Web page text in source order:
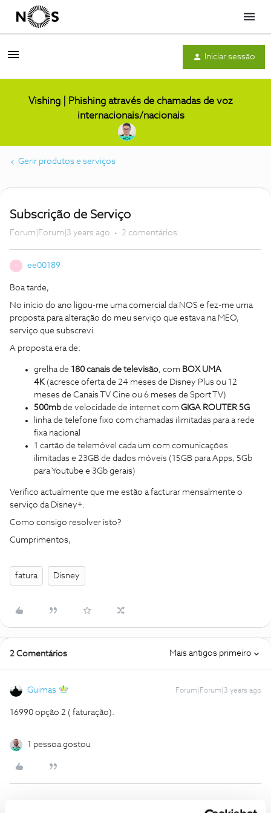
Menu
Iniciar sessão
Vishing | Phishing através de chamadas de voz
internacionais/nacionais
Gerir produtos e serviços
Subscrição de Serviço
Forum|Forum|3 years ago 2 comentários
ee00189
Boa tarde,
No início do ano ligou-me uma comercial da NOS e fez-me uma
proposta para alteração do meu serviço que estava na MEO,
serviço que subscrevi.
A proposta era de:
grelha de 180 canais de televisão, com BOX UMA
4K(acresce oferta de 24 meses de Disney Plus ou 12
meses de Canais TV Cine ou 6 meses de Sport TV)
500mbde velocidade de internet com GIGA ROUTER 5G
linha de telefone fixo com chamadas ilimitadas para a rede
fixa nacional
1 cartão de telemóvel cada um com comunicações
ilimitadas e 23GB de dados móveis (15GB para Apps, 5Gb
para Youtube e 3Gb gerais)
Verifico actualmente que me estão a facturar mensalmente o
serviço da Disney+.
Como consigo resolver isto?
Cumprimentos,
fatura Disney
2 Comentários Mais antigos primeiro
Guimas Forum|Forum|3 years ago
16990 opção 2 ( faturação).
1 pessoa gostou